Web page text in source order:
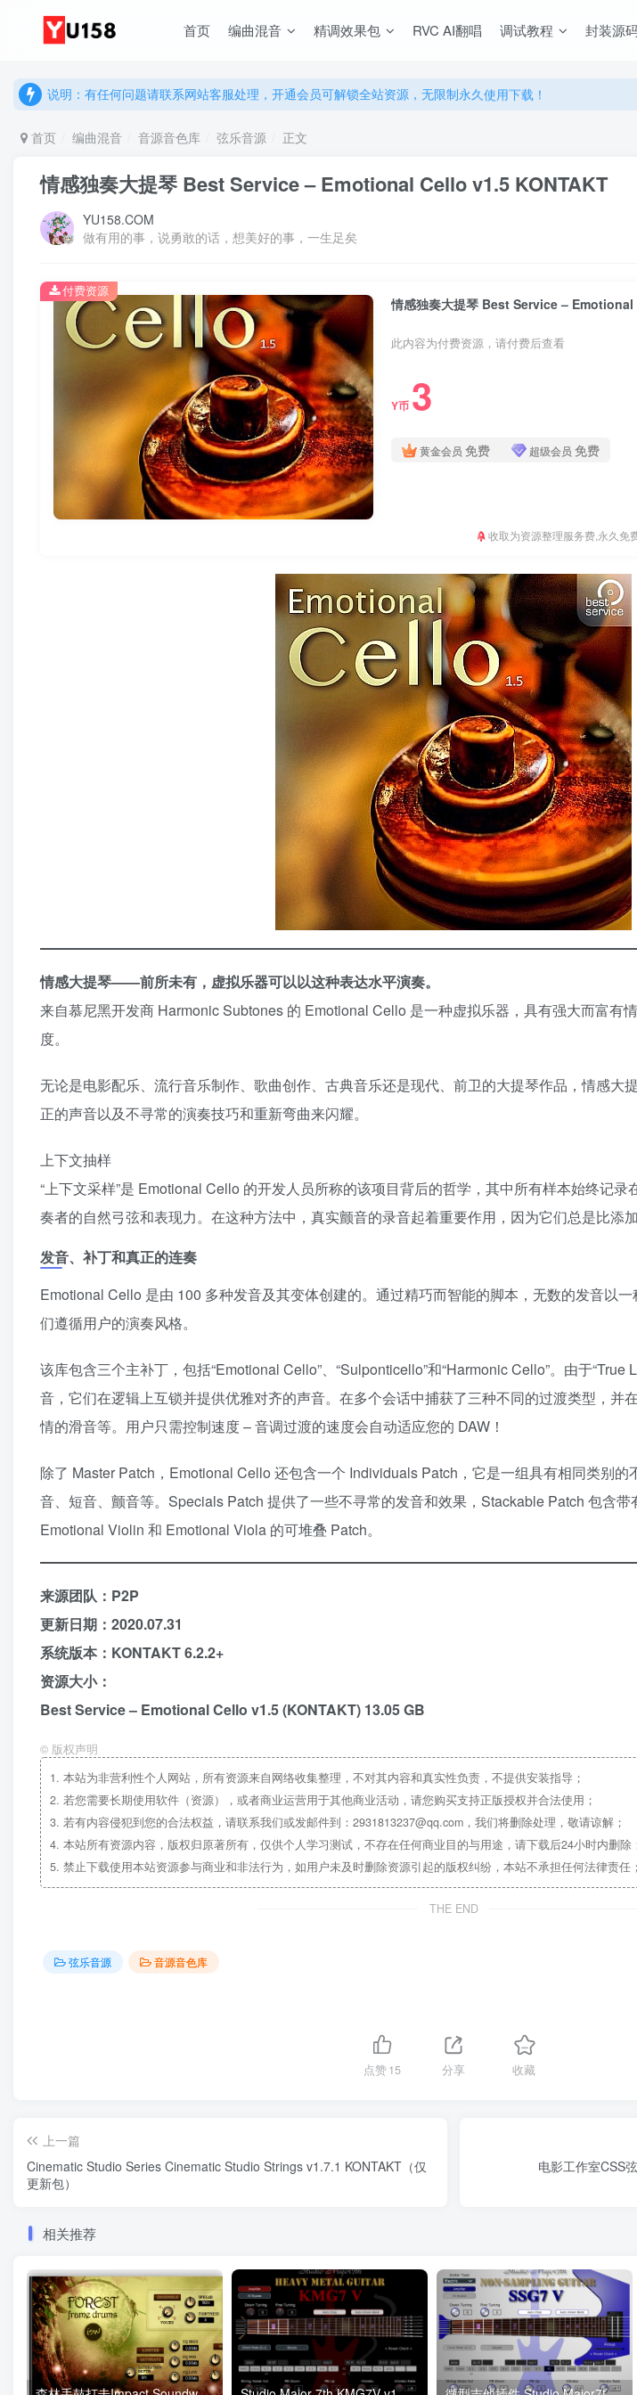
首页 编曲混音 精调效果包 RVC AI翻唱 调试教程 封装源
说明：有任何问题请联系网站客服处理，开通会员可解锁全站资源，无限制永久使用下载！
说明：有任何问题请联系网站客服处理，开通会员可解锁全站资源，无限制永久使用下载！
首页 编曲混音 音源音色库 弦乐音源 正文
情感独奏大提琴 Best Service – Emotional Cello v1.5 KONTAKT
YU158.COM
做有用的事，说勇敢的话，想美好的事，一生足矣
情感独奏大提琴 Best Service –
此内容为付费资源，请付费后查看
Y币 3
黄金会员 免费 超级会员 免费
收取为资源整理服务费,永久免
付费资源
情感大提琴——前所未有，虚拟乐器可以以这种表达水平演奏。
来自慕尼黑开发商 Harmonic Subtones 的 Emotional Cello 是一种虚拟乐器，具有强大而富有
度。
无论是电影配乐、流行音乐制作、歌曲创作、古典音乐还是现代、前卫的大提琴作品，情感大
正的声音以及不寻常的演奏技巧和重新弯曲来闪耀。
上下文抽样
“上下文采样”是 Emotional Cello 的开发人员所称的该项目背后的哲学，其中所有样本始终记
奏者的自然弓弦和表现力。在这种方法中，真实颤音的录音起着重要作用，因为它们总是比添
发音、补丁和真正的连奏
Emotional Cello 是由 100 多种发音及其变体创建的。通过精巧而智能的脚本，无数的发音以
们遵循用户的演奏风格。
该库包含三个主补丁，包括“Emotional Cello”、“Sulponticello”和“Harmonic Cello”。由于“True
音，它们在逻辑上互锁并提供优雅对齐的声音。在多个会话中捕获了三种不同的过渡类型，并
情的滑音等。用户只需控制速度 – 音调过渡的速度会自动适应您的 DAW！
除了 Master Patch，Emotional Cello 还包含一个 Individuals Patch，它是一组具有相同类别的
音、短音、颤音等。Specials Patch 提供了一些不寻常的发音和效果，Stackable Patch 包含
Emotional Violin 和 Emotional Viola 的可堆叠 Patch。
来源团队：P2P
更新日期：2020.07.31
系统版本：KONTAKT 6.2.2+
资源大小：
Best Service – Emotional Cello v1.5 (KONTAKT) 13.05 GB
© 版权声明
1. 本站为非营利性个人网站，所有资源来自网络收集整理，不对其内容和真实性负责，不提供安装指导；
2. 若您需要长期使用软件（资源），或者商业运营用于其他商业活动，请您购买支持正版授权并合法使用；
3. 若有内容侵犯到您的合法权益，请联系我们或发邮件到：2931813237@qq.com，我们将删除处理，敬请谅解；
4. 本站所有资源内容，版权归原著所有，仅供个人学习测试，不存在任何商业目的与用途，请下载后24小时内删除
5. 禁止下载使用本站资源参与商业和非法行为，如用户未及时删除资源引起的版权纠纷，本站不承担任何法律责任；
THE END
弦乐音源 音源音色库
点赞15 分享 收藏
上一篇
Cinematic Studio Series Cinematic Studio Strings v1.7.1 KONTAKT（仅
更新包）
电影工作室CSS
相关推荐